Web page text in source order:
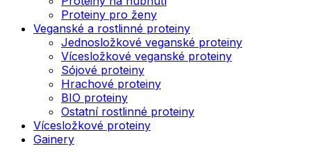
Proteiny pro ženy
Veganské a rostlinné proteiny
Jednosložkové veganské proteiny
Vícesložkové veganské proteiny
Sójové proteiny
Hrachové proteiny
BIO proteiny
Ostatní rostlinné proteiny
Vícesložkové proteiny
Gainery